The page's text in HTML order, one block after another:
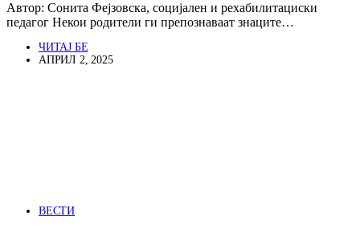
Автор: Сонита Фејзовска, социјален и рехабилитациски
педагог Некои родители ги препознаваат знаците…
ЧИТАЈ БЕ
АПРИЛ 2, 2025
ВЕСТИ